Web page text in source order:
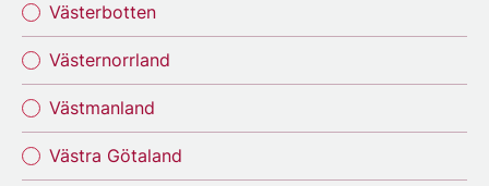
Västerbotten
Västernorrland
Västmanland
Västra Götaland